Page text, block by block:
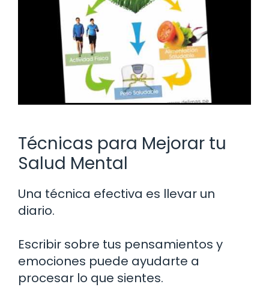
Técnicas para Mejorar tu
Salud Mental
Una técnica efectiva es llevar un
diario.
Escribir sobre tus pensamientos y
emociones puede ayudarte a
procesar lo que sientes.